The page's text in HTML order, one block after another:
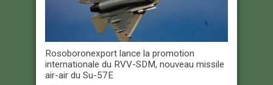
Rosoboronexport lance la promotion
internationale du RVV-SDM, nouveau missile
air-air du Su-57E